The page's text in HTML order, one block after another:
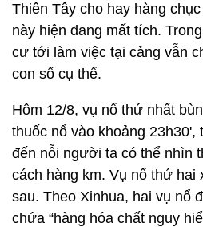
Thiên Tây cho hay hàng
này hiện đang mất tích.
cư tới làm việc tại cảng vẫn
con số cụ thể.
Hôm 12/8, vụ nổ thứ nhất
thuốc nổ vào khoảng 23h30',
đến nỗi người ta có thể nhìn
cách hàng km. Vụ nổ thứ hai
sau. Theo Xinhua, hai vụ nổ
chứa “hàng hóa chất nguy